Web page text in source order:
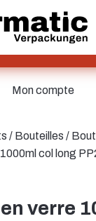
/ Bouteilles /
col long
Mon compte
verre